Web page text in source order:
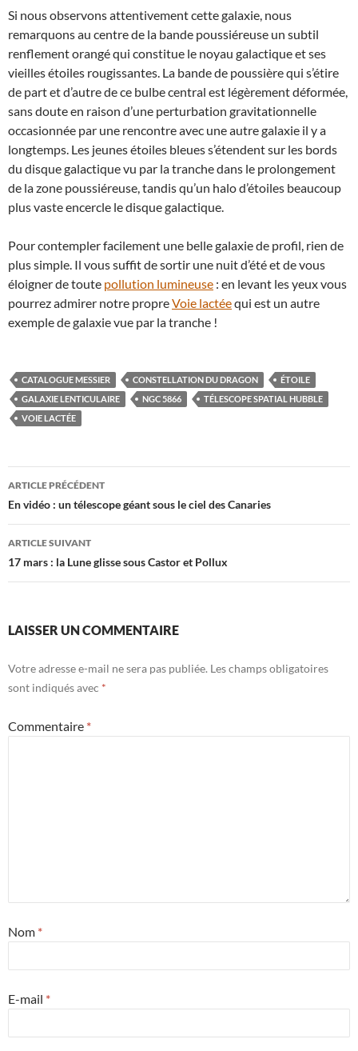
Si nous observons attentivement cette galaxie, nous
remarquons au centre de la bande poussiéreuse un subtil
renflement orangé qui constitue le noyau galactique et ses
vieilles étoiles rougissantes. La bande de poussière qui s’étire
de part et d’autre de ce bulbe central est légèrement déformée,
sans doute en raison d’une perturbation gravitationnelle
occasionnée par une rencontre avec une autre galaxie il y a
longtemps. Les jeunes étoiles bleues s’étendent sur les bords
du disque galactique vu par la tranche dans le prolongement
de la zone poussiéreuse, tandis qu’un halo d’étoiles beaucoup
plus vaste encercle le disque galactique.
Pour contempler facilement une belle galaxie de profil, rien de
plus simple. Il vous suffit de sortir une nuit d’été et de vous
éloigner de toute pollution lumineuse : en levant les yeux vous
pourrez admirer notre propreVoie lactéequi est un autre
exemple de galaxie vue par la tranche !
CATALOGUE MESSIER CONSTELLATION DU DRAGON
ÉTOILE
GALAXIE LENTICULAIRE
NGC 5866
TÉLESCOPE SPATIAL HUBBLE
VOIE LACTÉE
Navigation
des
articles
ARTICLE PRÉCÉDENT
En vidéo : un télescope géant sous le ciel des Canaries
ARTICLE SUIVANT
17 mars : la Lune glisse sous Castor et Pollux
LAISSER UN COMMENTAIRE
Votre adresse e-mail ne sera pas publiée. Les champs obligatoires
sont indiqués avec *
Commentaire *
Nom *
E-mail *